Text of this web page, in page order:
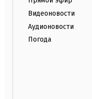
Видеоновости
Аудионовости
Погода